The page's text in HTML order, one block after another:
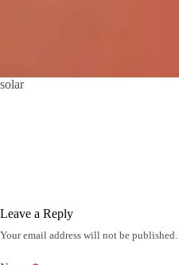
solar
Leave a Reply
Your email address will not be published.